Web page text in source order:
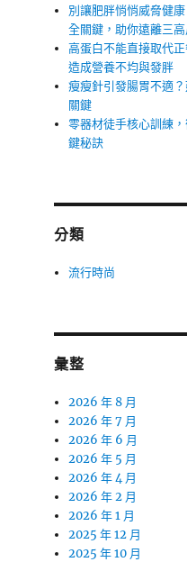
別讓肥胖悄悄威脅健
全關鍵，助你遠離三
高蛋白不能直接取代
造成營養不均與發胖
瘦瘦針引發腸胃不適
關鍵
零器材徒手核心訓練
鍵秘訣
分類
流行時尚
彙整
2026 年 8 月
2026 年 7 月
2026 年 6 月
2026 年 5 月
2026 年 4 月
2026 年 2 月
2026 年 1 月
2025 年 12 月
2025 年 10 月